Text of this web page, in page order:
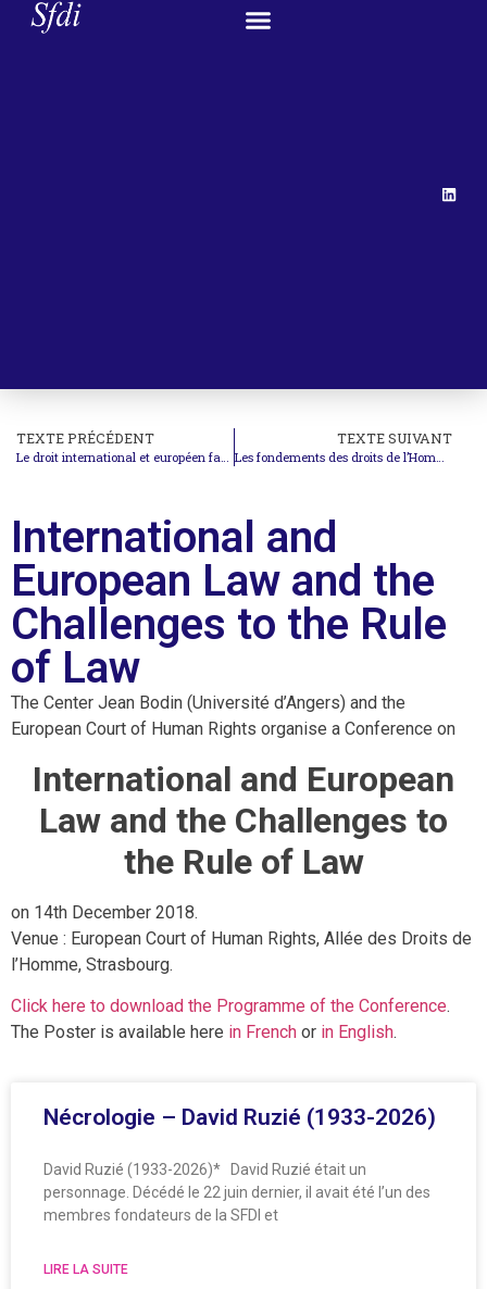
TEXTE PRÉCÉDENT
Le droit international et européen face aux défis de l’État de droit
TEXTE SUIVANT
Les fondements des droits de l’Homme au défi des nouvelles technologies
International and
European Law and the
Challenges to the Rule
of Law
The Center Jean Bodin (Université d’Angers) and the
European Court of Human Rights organise a Conference on
International and European
Law and the Challenges to
the Rule of Law
on 14th December 2018.
Venue : European Court of Human Rights, Allée des Droits de
l’Homme, Strasbourg.
Click here to download the Programme of the Conference.
The Poster is available here in French or in English.
Nécrologie – David Ruzié (1933-2026)
David Ruzié (1933-2026)* David Ruzié était un
personnage. Décédé le 22 juin dernier, il avait été l’un des
membres fondateurs de la SFDI et
LIRE LA SUITE